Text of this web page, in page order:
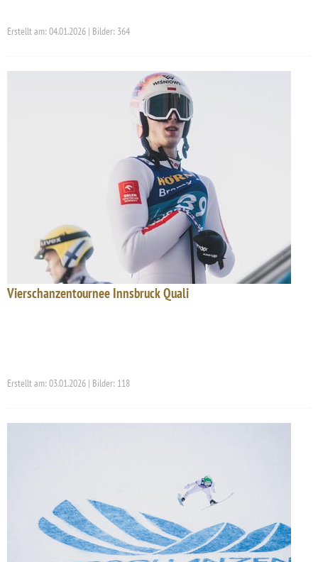
Erstellt am: 04.01.2026 | Bilder: 364
Vierschanzentournee Innsbruck Quali
Erstellt am: 03.01.2026 | Bilder: 118